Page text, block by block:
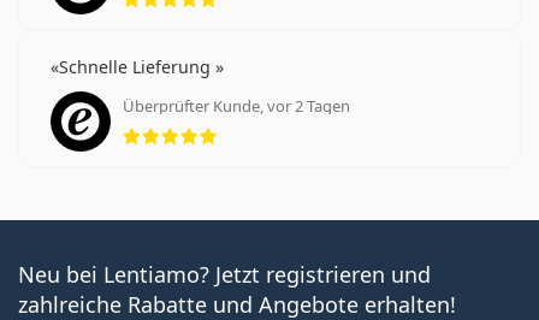
Schnelle Lieferung
Überprüfter Kunde, vor 2 Tagen
Bewertung 5 aus 5
Neu bei Lentiamo? Jetzt registrieren und
zahlreiche Rabatte und Angebote erhalten!